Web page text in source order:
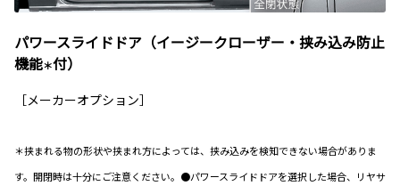
パワースライドドア（イージークローザー・挟み込み防止
機能＊付）
［メーカーオプション］
＊挟まれる物の形状や挟まれ方によっては、挟み込みを検知できない場合がありま
す。開閉時は十分にご注意ください。●パワースライドドアを選択した場合、リヤサ